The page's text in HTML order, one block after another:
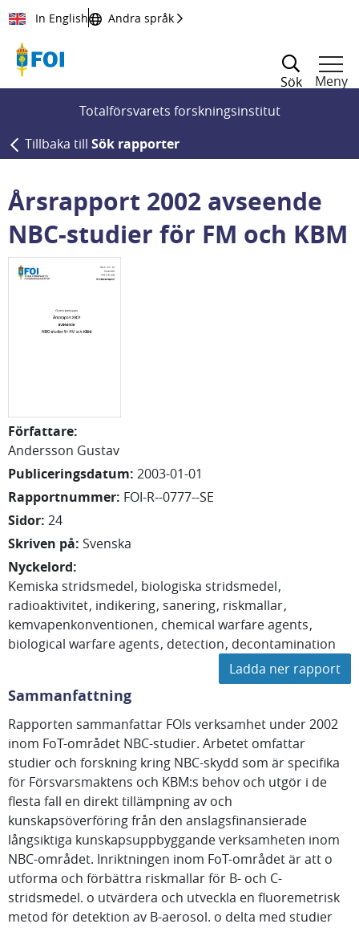
Till innehållet
In English Andra språk
Sök
Meny
Totalförsvarets forskningsinstitut
Tillbaka till Sök rapporter
Årsrapport 2002 avseende
NBC-studier för FM och KBM
Författare:
Andersson Gustav
Publiceringsdatum: 2003-01-01
Rapportnummer: FOI-R--0777--SE
Sidor: 24
Skriven på: Svenska
Nyckelord:
Kemiska stridsmedel biologiska stridsmedel
radioaktivitet indikering sanering riskmallar
kemvapenkonventionen chemical warfare agents
biological warfare agents detection decontamination
Ladda ner rapport
Sammanfattning
Rapporten sammanfattar FOIs verksamhet under 2002
inom FoT-området NBC-studier. Arbetet omfattar
studier och forskning kring NBC-skydd som är specifika
för Försvarsmaktens och KBM:s behov och utgör i de
flesta fall en direkt tillämpning av och
kunskapsöverföring från den anslagsfinansierade
långsiktiga kunskapsuppbyggande verksamheten inom
NBC-området. Inriktningen inom FoT-området är att o
utforma och förbättra riskmallar för B- och C-
stridsmedel. o utvärdera och utveckla en fluoremetrisk
metod för detektion av B-aerosol. o delta med studier